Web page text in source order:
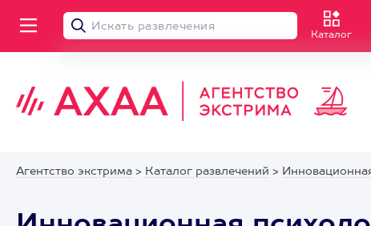
Каталог
Агентство экстрима > Каталог развлечений >